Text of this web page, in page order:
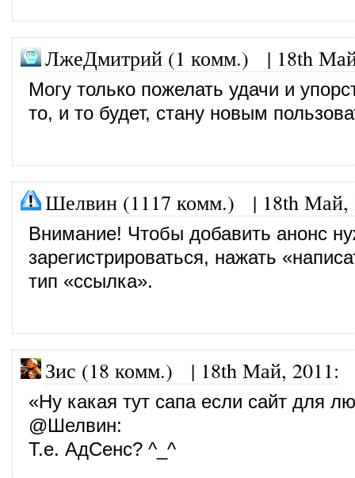
ЛжеДмитрий (1 комм.) | 18th
Могу только пожелать удачи и
то, и то будет, стану новым
Шелвин (1117 комм.) | 18th Май,
Внимание! Чтобы добавить анонс
зарегистрироваться, нажать
тип «ссылка».
Зис (18 комм.) | 18th Май, 2011:
«Ну какая тут сапа если сайт для
@Шелвин:
Т.е. АдСенс? ^_^